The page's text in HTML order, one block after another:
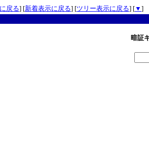
戻る] [新着表示に戻る] [ツリー表示に戻る] [▼ ]
暗証